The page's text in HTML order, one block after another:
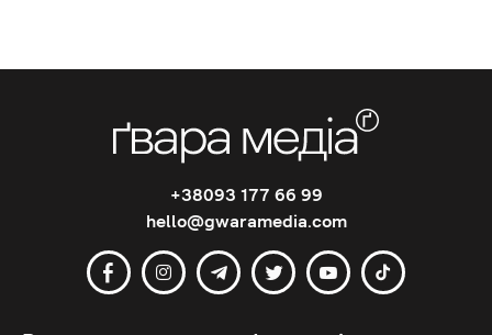
+38093 177 66 99
hello@gwaramedia.com